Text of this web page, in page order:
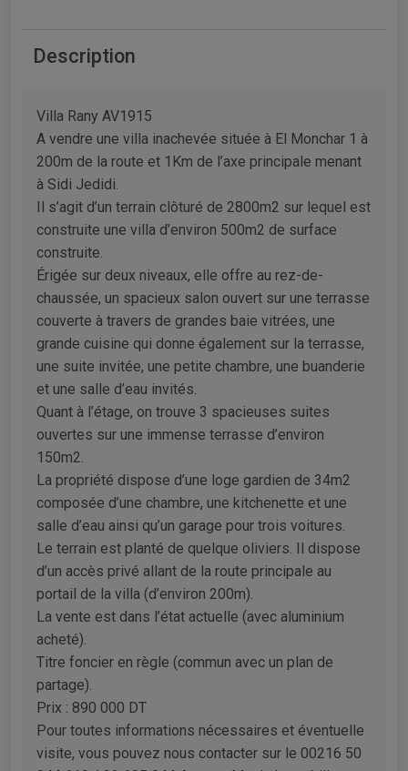
Description
Villa Rany AV1915
A vendre une villa inachevée située à El Monchar 1 à
200m de la route et 1Km de l’axe principale menant
à Sidi Jedidi.
Il s’agit d’un terrain clôturé de 2800m2 sur lequel est
construite une villa d’environ 500m2 de surface
construite.
Érigée sur deux niveaux, elle offre au rez-de-
chaussée, un spacieux salon ouvert sur une terrasse
couverte à travers de grandes baie vitrées, une
grande cuisine qui donne également sur la terrasse,
une suite invitée, une petite chambre, une buanderie
et une salle d’eau invités.
Quant à l’étage, on trouve 3 spacieuses suites
ouvertes sur une immense terrasse d’environ
150m2.
La propriété dispose d’une loge gardien de 34m2
composée d’une chambre, une kitchenette et une
salle d’eau ainsi qu’un garage pour trois voitures.
Le terrain est planté de quelque oliviers. Il dispose
d’un accès privé allant de la route principale au
portail de la villa (d’environ 200m).
La vente est dans l’état actuelle (avec aluminium
acheté).
Titre foncier en règle (commun avec un plan de
partage).
Prix : 890 000 DT
Pour toutes informations nécessaires et éventuelle
visite, vous pouvez nous contacter sur le 00216 50